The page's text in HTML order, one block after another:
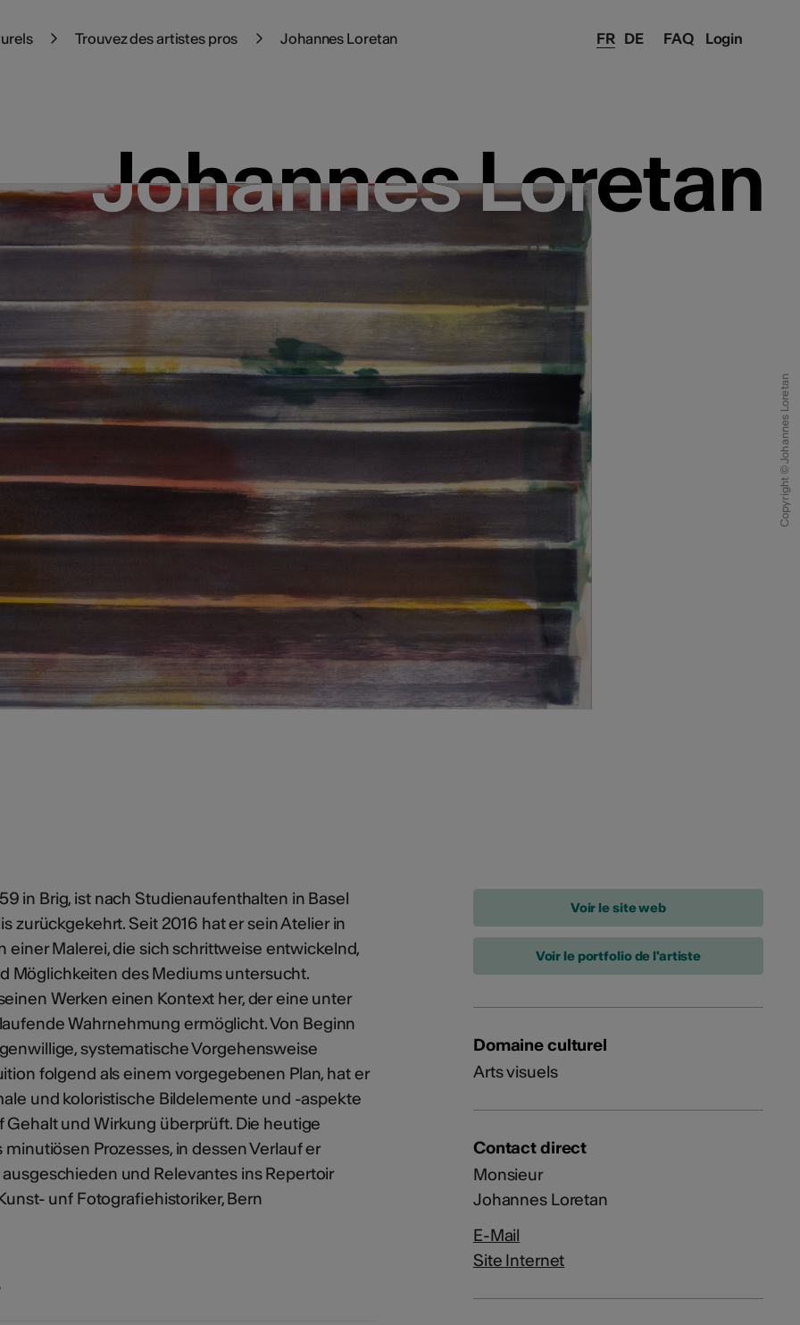
FAQ Login
FR DE
Trouvez des artistes pros Johannes Loretan
Johannes Loretan
Copyright © Johannes Loretan
Johannes Loretan
in Brig, ist nach Studienaufenthalten in Basel
zurückgekehrt. Seit 2016 hat er sein Atelier in
einer Malerei, die sich schrittweise entwickelnd,
Möglichkeiten des Mediums untersucht.
Werken einen Kontext her, der eine unter
Wahrnehmung ermöglicht. Von Beginn
systematische Vorgehensweise
folgend als einem vorgegebenen Plan, hat er
und koloristische Bildelemente und -aspekte
und Wirkung überprüft. Die heutige
Prozesses, in dessen Verlauf er
und Relevantes ins Repertoir
unf Fotografiehistoriker, Bern
Voir le portfolio de l'artiste
Domaine culturel
Arts visuels
Contact direct
Monsieur
Johannes Loretan
E-Mail
Site Internet